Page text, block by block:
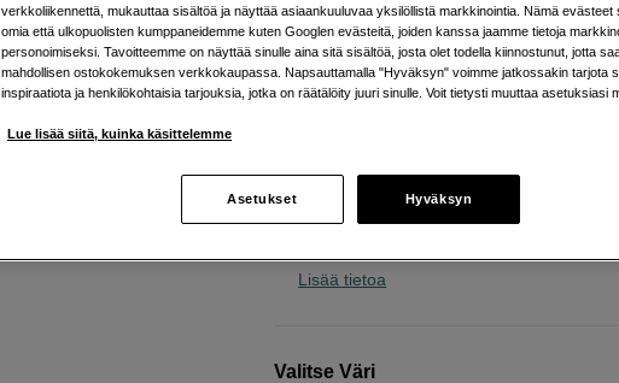
Verkkokauppa : Varastossa
Helsingin myymälä: Varastotilanne
Mukautettava ääni sovelluksella ja
Lisää tietoa
Valitse Väri
verkkoliikennettä, mukauttaa sisältöä ja näyttää asiaankuuluvaa yksilöllistä markkinointia. Nämä evästeet
omia että ulkopuolisten kumppaneidemme kuten Googlen evästeitä, joiden kanssa jaamme tietoja
personoimiseksi. Tavoitteemme on näyttää sinulle aina sitä sisältöä, josta olet todella kiinnostunut, jotta
mahdollisen ostokokemuksen verkkokaupassa. Napsauttamalla "Hyväksyn" voimme jatkossakin tarjota
inspiraatiota ja henkilökohtaisia tarjouksia, jotka on räätälöity juuri sinulle. Voit tietysti muuttaa asetuksiasi
Lue lisää siitä, kuinka käsittelemme
Asetukset Hyväksyn